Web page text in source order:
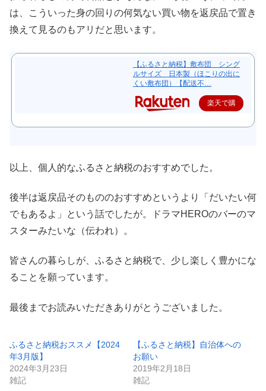
は、こういった身の回りの何気ない買い物を返戻品で置き
換えて見るのもアリだと思います。
【ふるさと納税】敷布団 シング
ルサイズ 日本製（ほこりの出に
くい敷布団）【配送不…
楽天で購
以上、個人的なふるさと納税のおすすめでした。
後半は返戻品そのもののおすすめというより「だいたい何
でもあるよ」という話でしたが。ドラマHEROのバーのマ
スターみたいな（伝われ）。
皆さんの暮らしが、ふるさと納税で、少し楽しく豊かにな
ることを願っています。
最後までお読みいただきありがとうございました。
ふるさと納税おススメ【2024
年3月版】
2024年3月23日
雑記
【ふるさと納税】自治体への
お願い
2019年2月18日
雑記